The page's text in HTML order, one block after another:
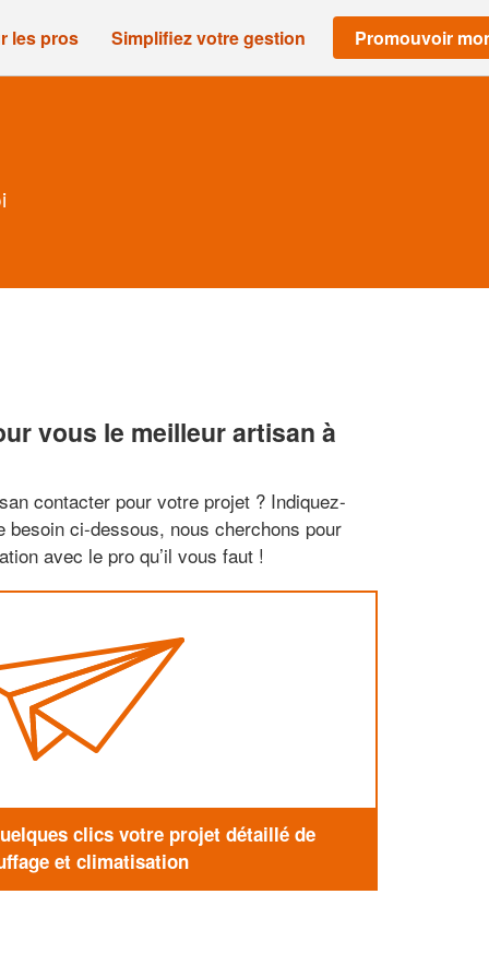
les pros Simplifiez votre gestion Promouvoir
vous le meilleur artisan à
contacter pour votre projet ? Indiquez-
besoin ci-dessous, nous cherchons pour
avec le pro qu’il vous faut !
clics votre projet détaillé de
et climatisation